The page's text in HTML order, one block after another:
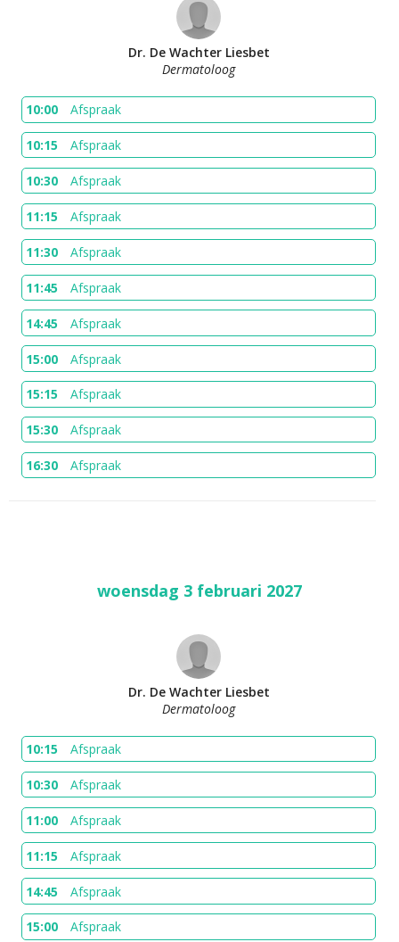
Dr. De Wachter Liesbet
Dermatoloog
10:00 Afspraak
10:15 Afspraak
10:30 Afspraak
11:15 Afspraak
11:30 Afspraak
11:45 Afspraak
14:45 Afspraak
15:00 Afspraak
15:15 Afspraak
15:30 Afspraak
16:30 Afspraak
woensdag 3 februari 2027
Dr. De Wachter Liesbet
Dermatoloog
10:15 Afspraak
10:30 Afspraak
11:00 Afspraak
11:15 Afspraak
14:45 Afspraak
15:00 Afspraak